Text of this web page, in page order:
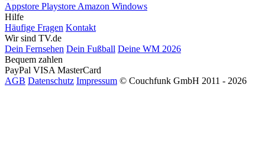
Appstore Playstore Amazon Windows
Hilfe
Häufige Fragen Kontakt
Wir sind TV.de
Dein Fernsehen Dein Fußball Deine WM 2026
Bequem zahlen
PayPal VISA MasterCard
AGB Datenschutz Impressum © Couchfunk GmbH 2011 - 2026